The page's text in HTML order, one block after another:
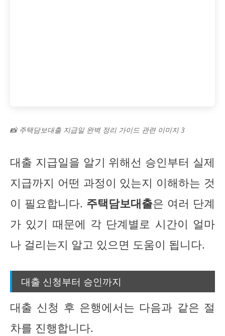
📸 주택담보대출 지급일 완벽 정리 가이드 관련 이미지 3
대출 지급일을 알기 위해선 승인부터 실제
지급까지 어떤 과정이 있는지 이해하는 것
이 필요합니다. 주택담보대출은 여러 단계
가 있기 때문에 각 단계별로 시간이 얼마
나 걸리는지 알고 있으면 도움이 됩니다.
대출 신청부터 승인까지
대출 신청 후 은행에서는 다음과 같은 절
차를 진행합니다.